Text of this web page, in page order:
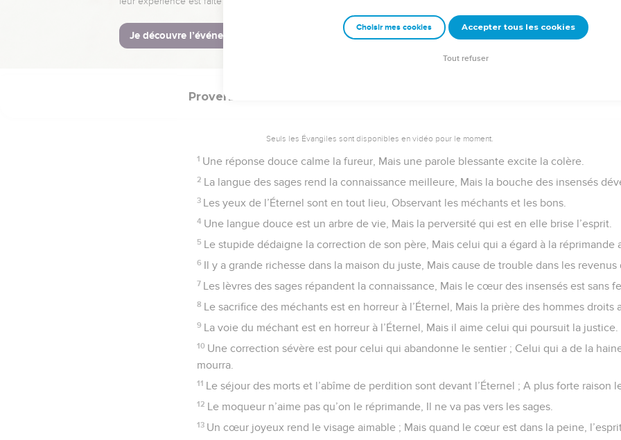
35 La faveur du roi est pour le serviteur qui a du discernement, Mais sa colère sera
© Société biblique française – Bibli’O, 1978, avec autorisation. Pour vous procurer une Bible imprimée, rendez-
Proverbes
Seuls les Évangiles sont disponibles en vidéo pour le moment.
1 Une réponse douce calme la fureur, Mais une parole blessante excite la colère.
2 La langue des sages rend la connaissance meilleure, Mais la bouche des insensés
3 Les yeux de l’Éternel sont en tout lieu, Observant les méchants et les bons.
4 Une langue douce est un arbre de vie, Mais la perversité qui est en elle brise l’esprit.
5 Le stupide dédaigne la correction de son père, Mais celui qui a égard à la réprimande
6 Il y a grande richesse dans la maison du juste, Mais cause de trouble dans les revenus
7 Les lèvres des sages répandent la connaissance, Mais le cœur des insensés est sans
8 Le sacrifice des méchants est en horreur à l’Éternel, Mais la prière des hommes droits
9 La voie du méchant est en horreur à l’Éternel, Mais il aime celui qui poursuit la justice.
10 Une correction sévère est pour celui qui abandonne le sentier ; Celui qui a de la
mourra.
11 Le séjour des morts et l’abîme de perdition sont devant l’Éternel ; A plus forte raison
12 Le moqueur n’aime pas qu’on le réprimande, Il ne va pas vers les sages.
13 Un cœur joyeux rend le visage aimable ; Mais quand le cœur est dans la peine,
Choisir mes cookies Accepter tous les cookies
Tout refuser